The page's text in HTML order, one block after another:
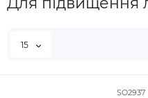
15
SO2937